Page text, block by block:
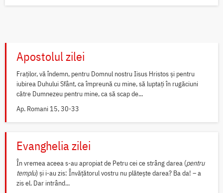
Apostolul zilei
Fraților, vă îndemn, pentru Domnul nostru Iisus Hristos și pentru
iubirea Duhului Sfânt, ca împreună cu mine, să luptați în rugăciuni
către Dumnezeu pentru mine, ca să scap de...
Ap. Romani 15, 30-33
Evanghelia zilei
În vremea aceea s-au apropiat de Petru cei ce strâng darea (pentru
templu) și i-au zis: Învățătorul vostru nu plătește darea? Ba da! – a
zis el. Dar intrând...